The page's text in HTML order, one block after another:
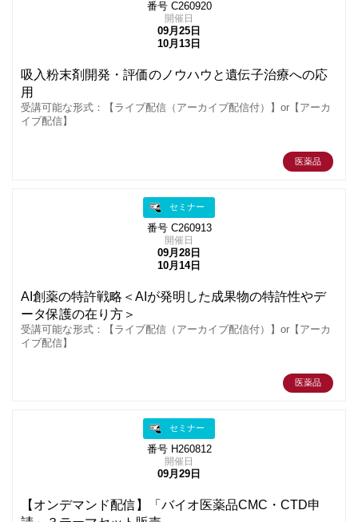
番号 C260920
開催日
09月25日
10月13日
吸入粉末剤開発・評価のノウハウと遺伝子治療への応
用
受講可能な形式：【ライブ配信（アーカイブ配信付）】or【アーカ
イブ配信】
医薬品
セミナー
番号 C260913
開催日
09月28日
10月14日
AI創薬の特許戦略＜AIが発明した成果物の特許性やデ
ータ保護の在り方＞
受講可能な形式：【ライブ配信（アーカイブ配信付）】or【アーカ
イブ配信】
医薬品
セミナー
番号 H260812
開催日
09月29日
【オンデマンド配信】「バイオ医薬品CMC・CTD申